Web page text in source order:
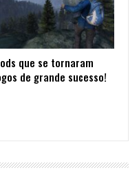
que se tornaram
de grande sucesso!